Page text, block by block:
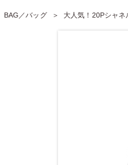
BAG／バッグ 大人気！20Pシャ